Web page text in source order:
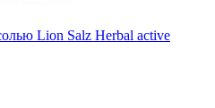
Lion Salz Herbal active